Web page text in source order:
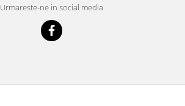
Urmareste-ne in social media